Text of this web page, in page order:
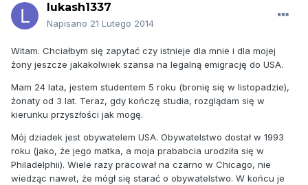
lukash1337
Napisano 21 Lutego 2014
Witam. Chciałbym się zapytać czy istnieje dla mnie i dla mojej
żony jeszcze jakakolwiek szansa na legalną emigrację do USA.
Mam 24 lata, jestem studentem 5 roku (bronię się w listopadzie),
żonaty od 3 lat. Teraz, gdy kończę studia, rozglądam się w
kierunku przyszłości jak mogę.
Mój dziadek jest obywatelem USA. Obywatelstwo dostał w 1993
roku (jako, że jego matka, a moja prababcia urodziła się w
Philadelphii). Wiele razy pracował na czarno w Chicago, nie
wiedząc nawet, że mógł się starać o obywatelstwo. W końcu je